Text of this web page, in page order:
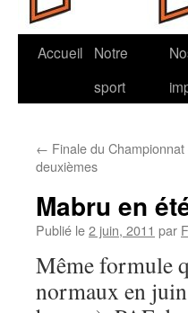
Aller
Accueil
Notre
sport
← Finale du
deuxièmes
Mabru en
Publié le2 juin, 2011 par
Même formule
normaux en